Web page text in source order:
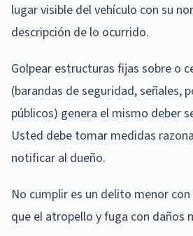
lugar visible del vehículo con su
descripción de lo ocurrido.
Golpear estructuras fijas sobre o
(barandas de seguridad, señales,
públicos) genera el mismo deber
Usted debe tomar medidas
notificar al dueño.
No cumplir es un delito menor
que el atropello y fuga con daños